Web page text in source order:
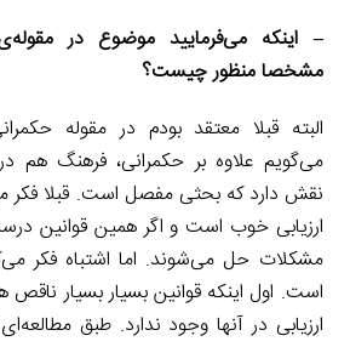
– اینکه می‌فرمایید موضوع در
مشخصا منظور چیست؟
البته قبلا معتقد بودم در مقوله
می‌گویم علاوه بر حکمرانی، فرهنگ
نقش دارد که بحثی مفصل است. قبلا فکر
ارزیابی خوب است و اگر همین قوانین
مشکلات حل می‌شوند. اما اشتباه فکر
است. اول اینکه قوانین بسیار بسیار
ارزیابی در آنها وجود ندارد. طبق